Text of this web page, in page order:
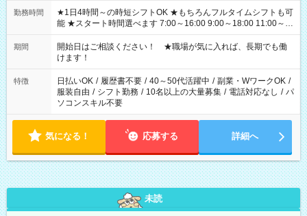
勤務時間
★1日4時間～の時短シフトOK ★もちろんフルタイムシフトも可
能 ★スタート時間選べます 7:00～16:00 9:00～18:00 11:00～
20:00 など 残業なし！ ※Wワークの場合、他のお仕事と合わせ
週40時間超の就業はご案内できません ※法令に基づき、週20時
間以上勤務は社会保険への加入対象となります ※労働者派遣法
（日雇い派遣の原則禁止）により、短時間・短期間の就業はご
案内が難しい場合があります
期間
開始日はご相談ください！ ★職場が気に入れば、長期でも働
けます！
特徴 日払いOK / 履歴書不要 / 40～50代活躍中 / 副業・WワークOK /
服装自由 / シフト勤務 / 10名以上の大量募集 / 電話対応なし / パ
ソコンスキル不要
気になる！ 応募する 詳細へ
未読